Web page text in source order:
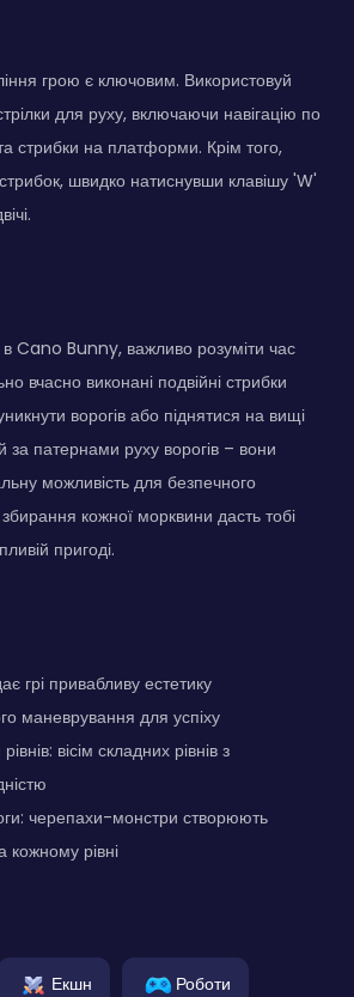
грою є ключовим. Використовуй
для руху, включаючи навігацію по
стрибки на платформи. Крім того,
швидко натиснувши клавішу 'W'
в Cano Bunny, важливо розуміти час
вчасно виконані подвійні стрибки
ворогів або піднятися на вищі
за патернами руху ворогів – вони
можливість для безпечного
кожної морквини дасть тобі
пригоді.
грі привабливу естетику
маневрування для успіху
вісім складних рівнів з
черепахи-монстри створюють
кожному рівні
Екшн Роботи